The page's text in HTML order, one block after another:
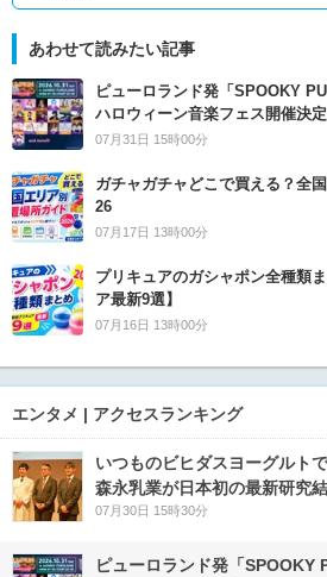
あわせて読みたい記事
ピューロランド発「SPOOKY
ハロウィーン音楽フェス開催決定
07月31日 15時00分
ガチャガチャどこで買える？全
26
07月17日 13時00分
プリキュアのガシャポン全種類
ア最新9選】
07月16日 13時00分
エンタメ | アクセスランキング
いつものビヒダスヨーグルト
森永乳業が日本初の最新研究
07月30日 15時30分
ピューロランド発「SPOOKY